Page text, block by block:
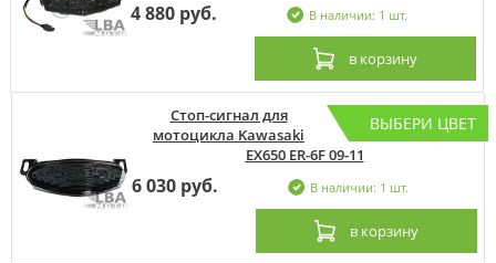
4 880 руб. В наличии: 1 шт.
в корзину
ВЫБЕРИ ЦВЕТ
Стоп-сигнал для
мотоцикла Kawasaki
EX650 ER-6F 09-11
6 030 руб. В наличии: 1 шт.
в корзину